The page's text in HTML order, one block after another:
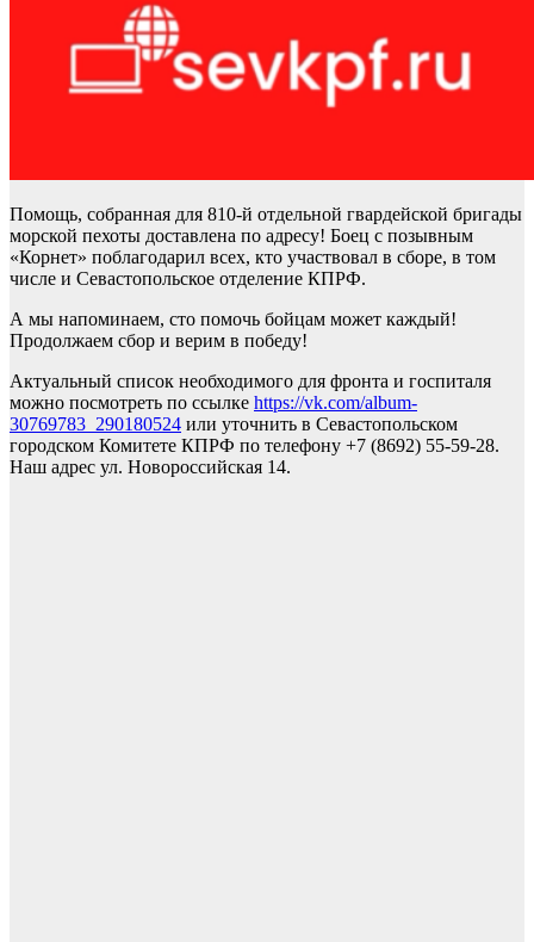
Помощь, собранная для 810-й отдельной гвардейской бригады
морской пехоты доставлена по адресу! Боец с позывным
«Корнет» поблагодарил всех, кто участвовал в сборе, в том
числе и Севастопольское отделение КПРФ.
А мы напоминаем, сто помочь бойцам может каждый!
Продолжаем сбор и верим в победу!
Актуальный список необходимого для фронта и госпиталя
можно посмотреть по ссылке https://vk.com/album-
30769783_290180524 или уточнить в Севастопольском
городском Комитете КПРФ по телефону +7 (8692) 55-59-28.
Наш адрес ул. Новороссийская 14.